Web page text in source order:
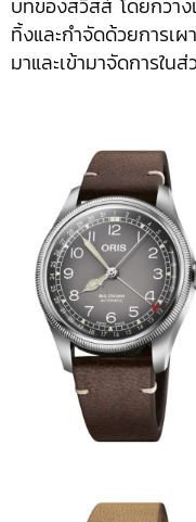
บทของสวิสส์ โดยกวา
ทิ้งและกำจัดด้วยการเ
มาและเข้ามาจัดการใน